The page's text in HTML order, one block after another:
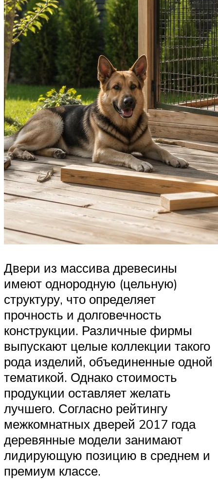
Двери из массива древесины
имеют однородную (цельную)
структуру, что определяет
прочность и долговечность
конструкции. Различные фирмы
выпускают целые коллекции такого
рода изделий, объединенные одной
тематикой. Однако стоимость
продукции оставляет желать
лучшего. Согласно рейтингу
межкомнатных дверей 2017 года
деревянные модели занимают
лидирующую позицию в среднем и
премиум классе.